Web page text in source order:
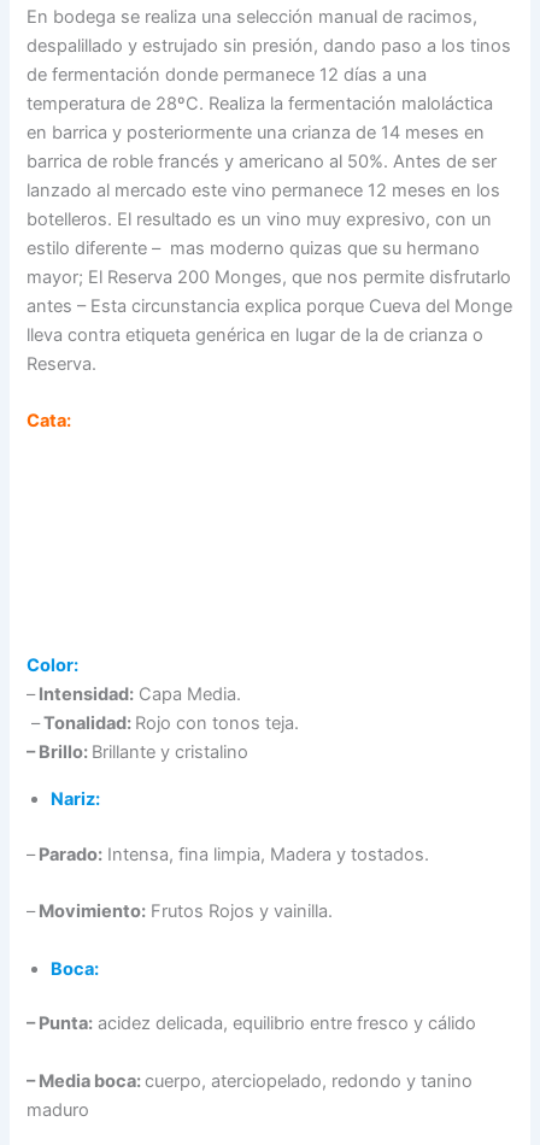
En bodega se realiza una selección manual de racimos,
despalillado y estrujado sin presión, dando paso a los tinos
de fermentación donde permanece 12 días a una
temperatura de 28ºC. Realiza la fermentación maloláctica
en barrica y posteriormente una crianza de 14 meses en
barrica de roble francés y americano al 50%. Antes de ser
lanzado al mercado este vino permanece 12 meses en los
botelleros. El resultado es un vino muy expresivo, con un
estilo diferente – mas moderno quizas que su hermano
mayor; El Reserva 200 Monges, que nos permite disfrutarlo
antes – Esta circunstancia explica porque Cueva del Monge
lleva contra etiqueta genérica en lugar de la de crianza o
Reserva.
Cata:
Color:
–Intensidad: Capa Media.
–Tonalidad: Rojo con tonos teja.
– Brillo: Brillante y cristalino
Nariz:
–Parado: Intensa, fina limpia, Madera y tostados.
–Movimiento: Frutos Rojos y vainilla.
Boca:
– Punta: acidez delicada, equilibrio entre fresco y cálido
– Media boca:cuerpo, aterciopelado, redondo y tanino
maduro